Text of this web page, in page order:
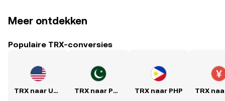
Meer ontdekken
Populaire TRX-conversies
TRX naar USD TRX naar PKR TRX naar PHP